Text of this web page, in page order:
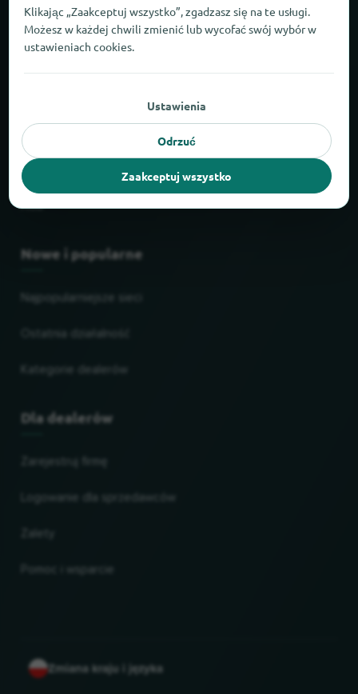
Fakty i liczby
Partnerzy
Nadruk
Ochrona danych
AGB
Nowe i popularne
Najpopularniejsze sieci
Dla dealerów
Zarejestruj firmę
Logowanie dla sprzedawców
Zmiana kraju i języka
Klikając „Zaakceptuj wszystko”, zgadzasz się na te usługi.
Możesz w każdej chwili zmienić lub wycofać swój wybór w
ustawieniach cookies.
Ustawienia
Odrzuć
Zaakceptuj wszystko